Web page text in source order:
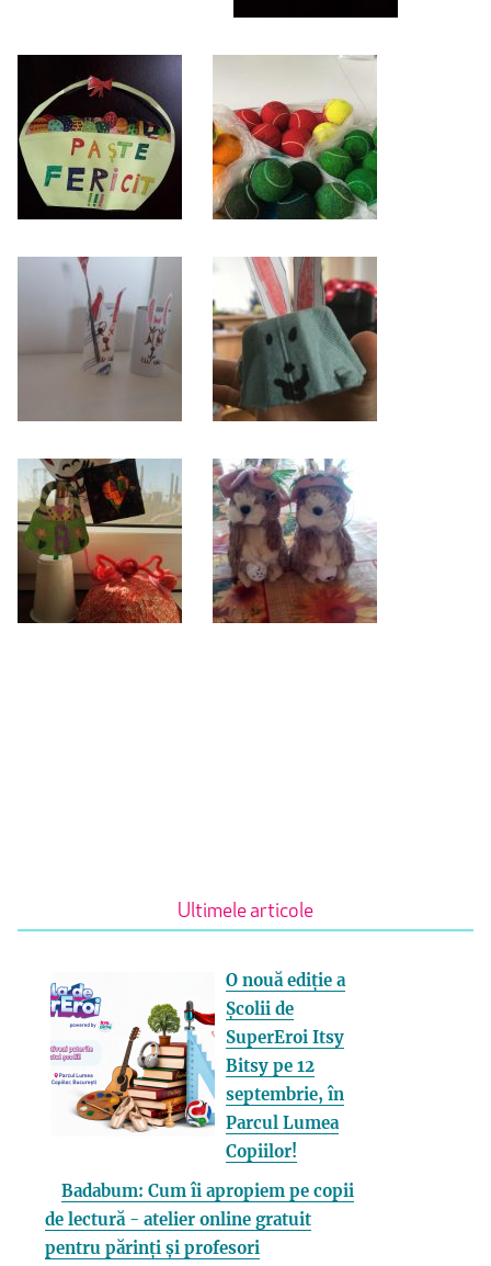
Ultimele articole
O nouă ediție a
Școlii de
SuperEroi Itsy
Bitsy pe 12
septembrie, în
Parcul Lumea
Copiilor!
Badabum: Cum îi apropiem pe copii
de lectură - atelier online gratuit
pentru părinți și profesori